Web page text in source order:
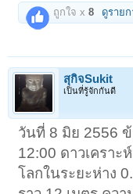
ถูกใจ x8 ดูรายก
สุกิจSukit
เป็นที่รู้จักกันดี
วันที่ 8 มิย 2556
12:00 ดาวเคราะ
โลกในระยะห่าง